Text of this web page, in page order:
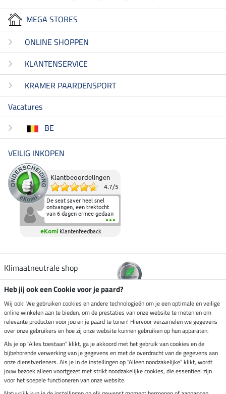
MEGA STORES
ONLINE SHOPPEN
KLANTENSERVICE
KRAMER PAARDENSPORT
Vacatures
BE
VEILIG INKOPEN
Klantbeoordelingen
4.7/5
De seat saver heel snel
ontvangen, een trektocht
van 6 dagen ermee gedaan
en deze heeft de beproeving
fantastisch doorstaan.
Heerlijk zacht om op te
elkaar in het zadel.
eKomi Klantenfeedback
Klimaatneutrale shop
Verzending per
Veilig betalen met
Impressum
Heb jij ook een Cookie voor je paard?
Wij ook! We gebruiken cookies en andere technologieën om je een optimale en veilige
online winkelen aan te bieden, om de prestaties van onze website te meten en om
relevante producten voor jou en je paard te tonen! Hiervoor verzamelen we gegevens
over onze gebruikers en hoe zij onze website kunnen gebruiken op hun apparaten.
Als je op "Alles toestaan" klikt, ga je akkoord met het gebruik van cookies en de
bijbehorende verwerking van je gegevens en met de overdracht van de gegevens aan
onze dienstverleners. Als je in de instellingen op "Alleen noodzakelijke" klikt, wordt
jouw bezoek alleen voortgezet met strikt noodzakelijke cookies, die essentieel zijn
voor het soepele functioneren van onze website.